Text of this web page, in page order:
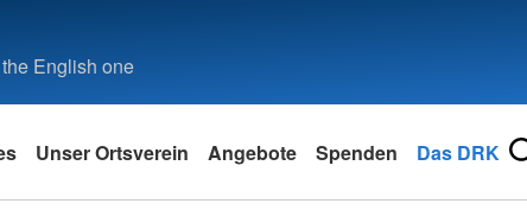
English one
Unser Ortsverein Angebote Spenden Das DRK